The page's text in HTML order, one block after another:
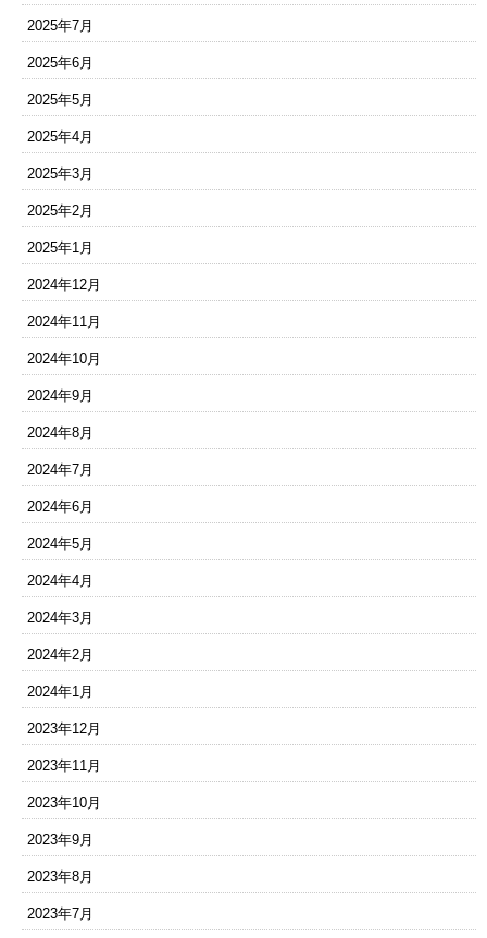
2025年7月
2025年6月
2025年5月
2025年4月
2025年3月
2025年2月
2025年1月
2024年12月
2024年11月
2024年10月
2024年9月
2024年8月
2024年7月
2024年6月
2024年5月
2024年4月
2024年3月
2024年2月
2024年1月
2023年12月
2023年11月
2023年10月
2023年9月
2023年8月
2023年7月